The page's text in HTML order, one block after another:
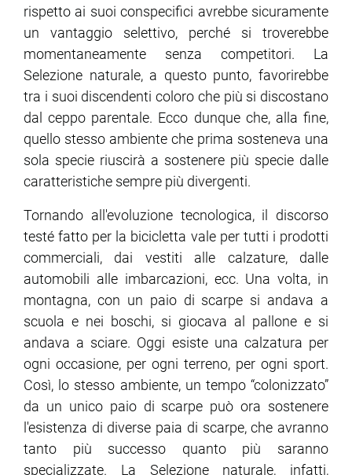
rispetto ai suoi conspecifici avrebbe sicuramente
un vantaggio selettivo, perché si troverebbe
momentaneamente senza competitori. La
Selezione naturale, a questo punto, favorirebbe
tra i suoi discendenti coloro che più si discostano
dal ceppo parentale. Ecco dunque che, alla fine,
quello stesso ambiente che prima sosteneva una
sola specie riuscirà a sostenere più specie dalle
caratteristiche sempre più divergenti.
Tornando all'evoluzione tecnologica, il discorso
testé fatto per la bicicletta vale per tutti i prodotti
commerciali, dai vestiti alle calzature, dalle
automobili alle imbarcazioni, ecc. Una volta, in
montagna, con un paio di scarpe si andava a
scuola e nei boschi, si giocava al pallone e si
andava a sciare. Oggi esiste una calzatura per
ogni occasione, per ogni terreno, per ogni sport.
Così, lo stesso ambiente, un tempo “colonizzato”
da un unico paio di scarpe può ora sostenere
l'esistenza di diverse paia di scarpe, che avranno
tanto più successo quanto più saranno
specializzate. La Selezione naturale, infatti,